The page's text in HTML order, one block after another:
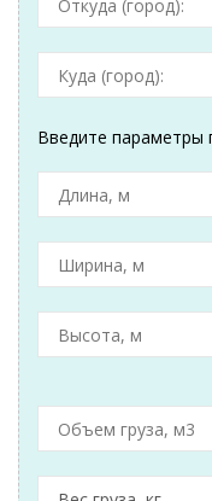
Введите параметры